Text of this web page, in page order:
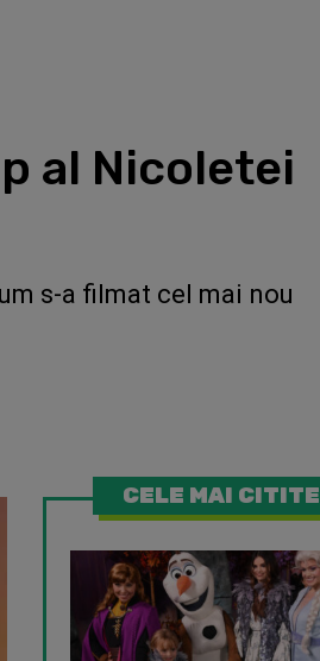
al Nicoletei
s-a filmat cel mai nou
CELE MAI CITITE